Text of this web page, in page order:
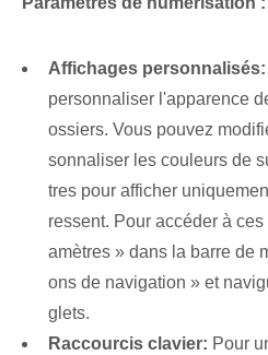
Affichages personnalisés:
personnaliser l'apparence
ossiers. Vous pouvez
sonnaliser les couleurs de
tres pour afficher
ressent. Pour accéder à
amètres » dans la barre de
ons de navigation » et
glets.
Raccourcis clavier: Pour